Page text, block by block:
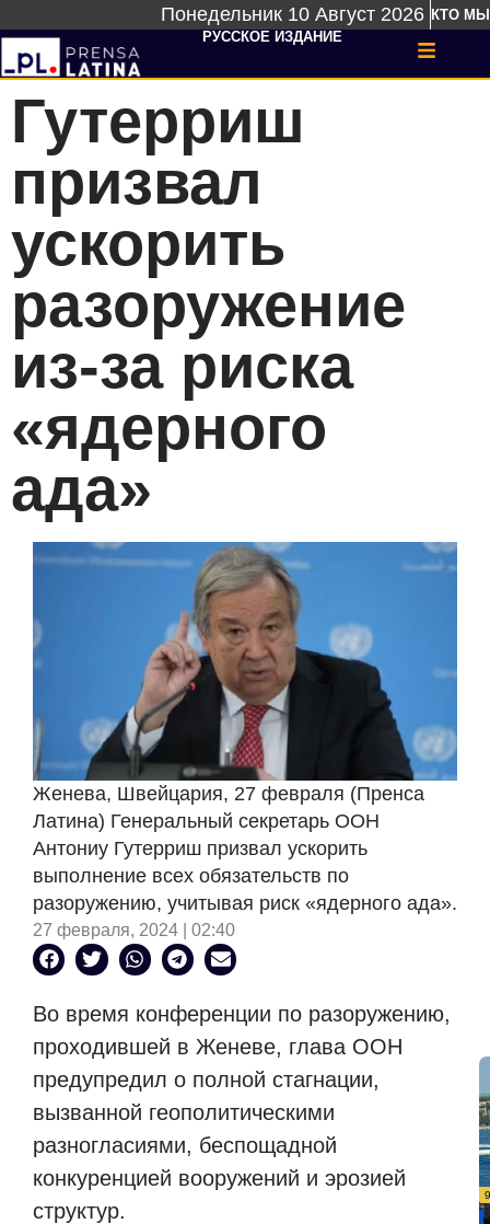
Понедельник 10 Август 2026 КТО МЫ
РУССКОЕ ИЗДАНИЕ
Гутерриш
призвал
ускорить
разоружение
из-за риска
«ядерного
ада»
Женева, Швейцария, 27 февраля (Пренса
Латина) Генеральный секретарь ООН
Антониу Гутерриш призвал ускорить
выполнение всех обязательств по
разоружению, учитывая риск «ядерного ада».
27 февраля, 2024 | 02:40
Во время конференции по разоружению,
проходившей в Женеве, глава ООН
предупредил о полной стагнации,
вызванной геополитическими
разногласиями, беспощадной
конкуренцией вооружений и эрозией
структур.